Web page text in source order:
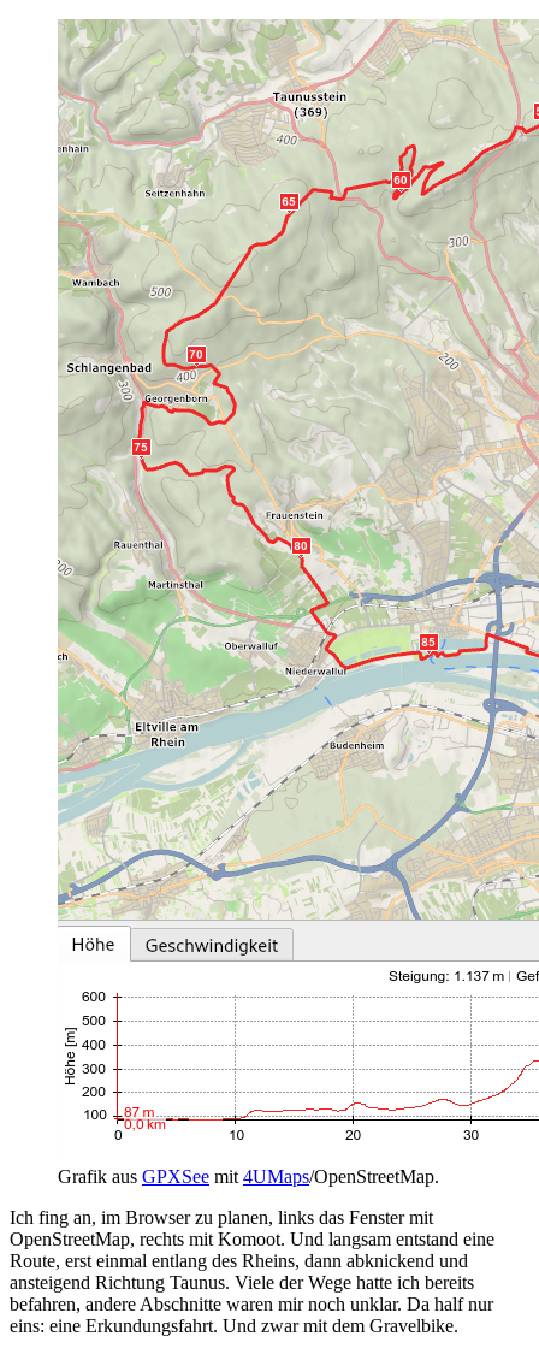
Grafik aus GPXSee mit 4UMaps/OpenStreetMap.
Ich fing an, im Browser zu planen, links das Fenster mit
OpenStreetMap, rechts mit Komoot. Und langsam entstand eine
Route, erst einmal entlang des Rheins, dann abknickend und
ansteigend Richtung Taunus. Viele der Wege hatte ich bereits
befahren, andere Abschnitte waren mir noch unklar. Da half nur
eins: eine Erkundungsfahrt. Und zwar mit dem Gravelbike.